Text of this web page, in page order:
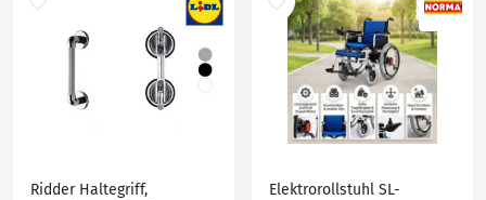
Ridder Haltegriff,
Elektrorollstuhl SL-